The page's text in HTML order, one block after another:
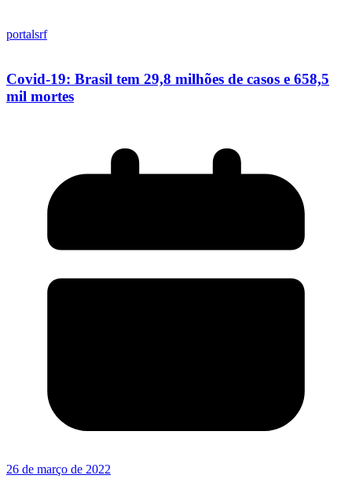
portalsrf
Covid-19: Brasil tem 29,8 milhões de casos e 658,5
mil mortes
26 de março de 2022